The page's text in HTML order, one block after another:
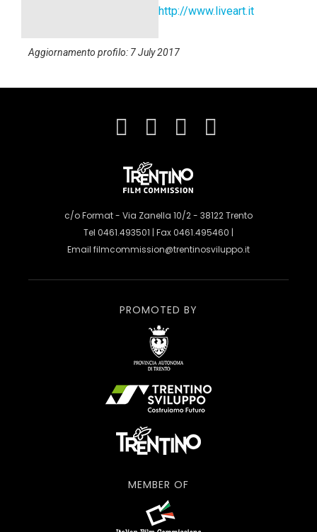
http://www.liveart.it
Aggiornamento profilo: 7 July 2017
c/o Format - Via Zanella 10/2 - 38122 Trento
Tel 0461.493501 | Fax 0461.495460 |
Email filmcommission@trentinosviluppo.it
PROMOTED BY
MEMBER OF